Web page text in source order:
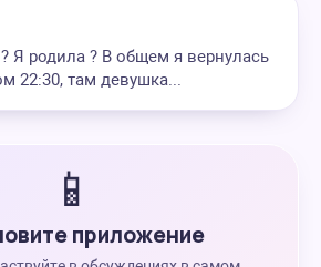
Я родила ? В общем я вернулась
22:30, там девушка...
📱
приложение